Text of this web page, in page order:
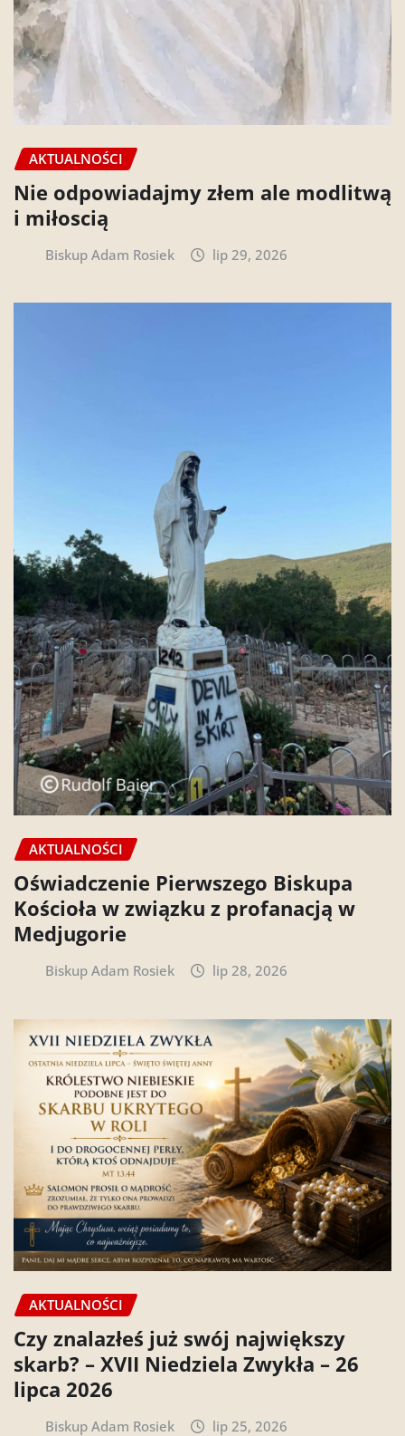
AKTUALNOŚCI
Nie odpowiadajmy złem ale modlitwą
i miłoscią
Biskup Adam Rosiek lip 29, 2026
AKTUALNOŚCI
Oświadczenie Pierwszego Biskupa
Kościoła w związku z profanacją w
Medjugorie
Biskup Adam Rosiek lip 28, 2026
AKTUALNOŚCI
Czy znalazłeś już swój największy
skarb? – XVII Niedziela Zwykła – 26
lipca 2026
Biskup Adam Rosiek lip 25, 2026